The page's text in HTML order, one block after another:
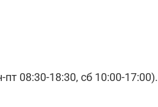
08:30-18:30, сб 10:00-17:00).